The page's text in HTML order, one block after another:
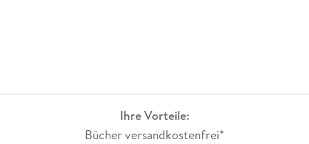
Ihre Vorteile:
Bücher versandkostenfrei*